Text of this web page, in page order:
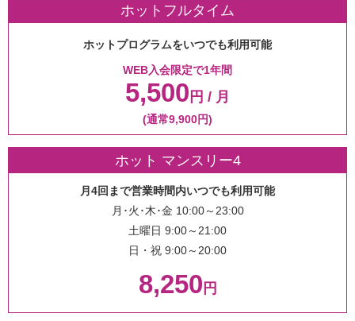
ホットフルタイム
ホットプログラムをいつでも利用可能
WEB入会限定で1年間
5,500 円 / 月
(通常9,900円)
ホット マンスリー4
月4回まで営業時間内いつでも利用可能
月･火･木･金 10:00～23:00
土曜日 9:00～21:00
日・祝 9:00～20:00
8,250 円